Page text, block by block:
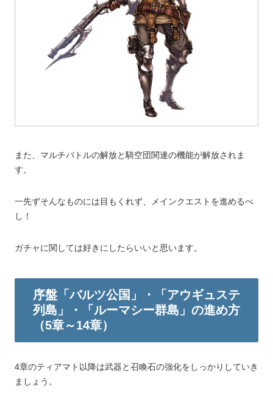
また、マルチバトルの解放と騎空団関連の機能が解放されま
す。
一先ずそんなものには目もくれず、メインクエストを進めるべ
し！
ガチャに関しては好きにしたらいいと思います。
序盤「バルツ公国」・「アウギュステ
列島」・「ルーマシー群島」の進め方
（5章～14章）
4章のティアマト以降は武器と召喚石の強化をしっかりしていき
ましょう。